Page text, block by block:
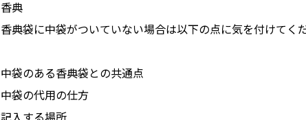
香典
香典袋に中袋がついていない場合は以下の点に気を付けてくだ
中袋のある香典袋との共通点
中袋の代用の仕方